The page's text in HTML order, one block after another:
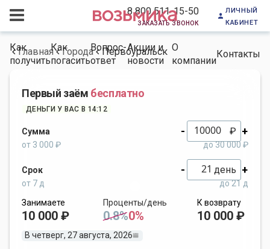
8 800 511-15-50
заказать звонок
личный
кабинет
Как
получить
Как
погасить
Вопрос-
ответ
Акции и
новости
О
компании
Контакты
Главная Города Первоуральск
Первый заём бесплатно
ДЕНЬГИ У ВАС В 14:12
Сумма - ₽ +
от 3 000 ₽ до 30 000 ₽
Срок - день +
от 7 д
до 21 д
Занимаете
10 000 ₽
Проценты/день
0.8%0%
К возврату
10 000 ₽
В четверг, 27 августа, 2026